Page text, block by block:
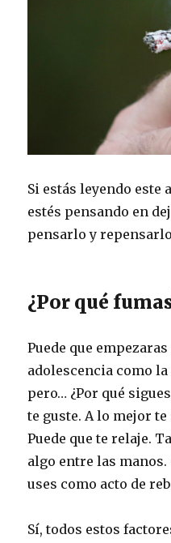
Si estás leyendo
estés pensando en
pensarlo y
¿Por qué
Puede que
adolescencia como
pero… ¿Por qué
te guste. A lo mejor
Puede que te relaje.
algo entre las
uses como acto de
Sí, todos estos